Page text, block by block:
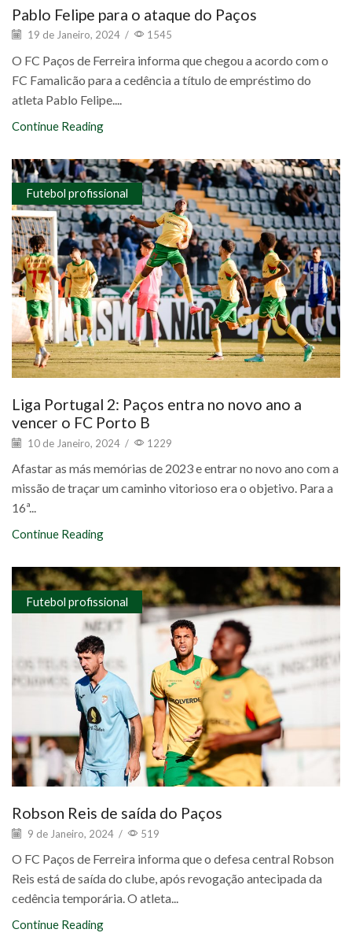
Pablo Felipe para o ataque do Paços
19 de Janeiro, 2024 / 1545
O FC Paços de Ferreira informa que chegou a acordo com o
FC Famalicão para a cedência a título de empréstimo do
atleta Pablo Felipe....
Continue Reading
Futebol profissional
Liga Portugal 2: Paços entra no novo ano a
vencer o FC Porto B
10 de Janeiro, 2024 / 1229
Afastar as más memórias de 2023 e entrar no novo ano com a
missão de traçar um caminho vitorioso era o objetivo. Para a
16ª...
Continue Reading
Futebol profissional
Robson Reis de saída do Paços
9 de Janeiro, 2024 / 519
O FC Paços de Ferreira informa que o defesa central Robson
Reis está de saída do clube, após revogação antecipada da
cedência temporária. O atleta...
Continue Reading